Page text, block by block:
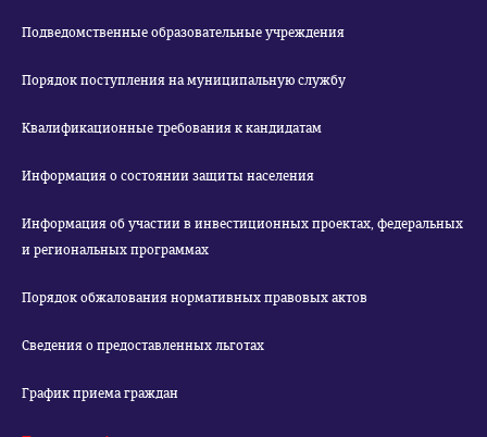
Подведомственные образовательные учреждения
Порядок поступления на муниципальную службу
Квалификационные требования к кандидатам
Информация о состоянии защиты населения
Информация об участии в инвестиционных проектах, федеральных
и региональных программах
Порядок обжалования нормативных правовых актов
Сведения о предоставленных льготах
График приема граждан